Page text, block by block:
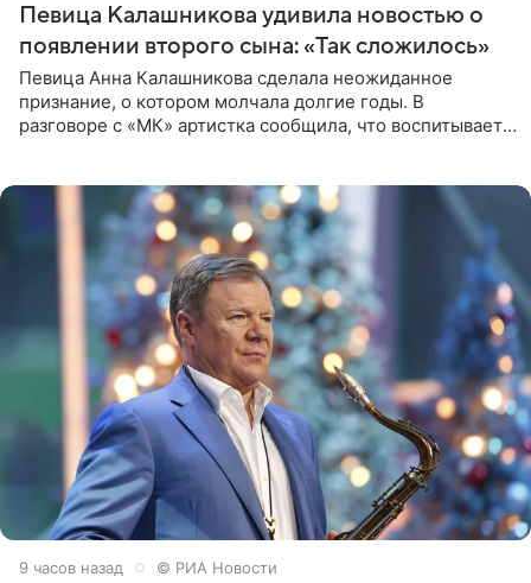
Певица Калашникова удивила новостью о
появлении второго сына: «Так сложилось»
Певица Анна Калашникова сделала неожиданное
признание, о котором молчала долгие годы. В
разговоре с «МК» артистка сообщила, что воспитывает
9 часов назад © РИА Новости